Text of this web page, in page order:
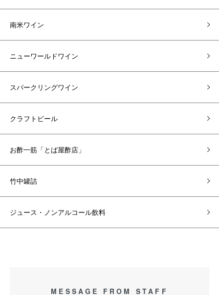
南米ワイン
ニューワールドワイン
スパークリングワイン
クラフトビール
お酢一筋「とば屋酢店」
竹中罐詰
ジュース・ノンアルコール飲料
MESSAGE FROM STAFF